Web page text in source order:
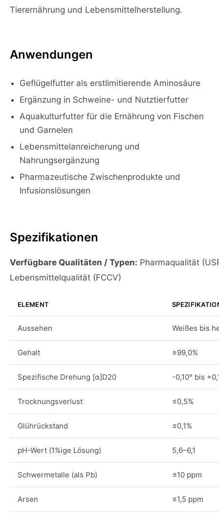
Tierernährung und Lebensmittelherstellung.
Anwendungen
Geflügelfutter als erstlimitierende Aminosäure
Ergänzung in Schweine- und Nutztierfutter
Aquakulturfutter für die Ernährung von Fischen
und Garnelen
Lebensmittelanreicherung und
Nahrungsergänzung
Pharmazeutische Zwischenprodukte und
Infusionslösungen
Spezifikationen
Verfügbare Qualitäten / Typen: Pharmaqualität
Lebensmittelqualität (FCCV)
ELEMENT
Aussehen Weißes bis
Gehalt ≥99,0%
Spezifische Drehung [α]D20 -0,10° bis
Trocknungsverlust ≤0,5%
Glührückstand ≤0,1%
pH-Wert (1%ige Lösung) 5,6–6,1
Schwermetalle (als Pb) ≤10 ppm
Arsen ≤1,5 ppm